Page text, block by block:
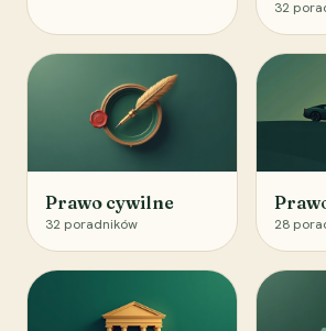
32
Prawo cywilne
32 poradników 28